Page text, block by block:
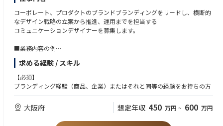
コーポレート、プロダクトのブランドブランディングをリードし、横断的
なデザイン戦略の立案から推進、運用までを担当する
コミュニケーションデザイナーを募集します。
■業務内容の例
・プロダクトやコーポレートのブランディング戦略の立案から推進、運用
・サービスやコーポレート戦略のディレクション
・コーポレートブランディングツール全般のグラフィックデザインディレ
クション
当社の世界観、プロダクトへの背景、想いを言語化し、具現化するコミュ
ニケーションデザイナーとしてご活躍いただきます。
求める経験 / スキル
【必須】
ブランディング経験（商品、企業）またはそれと同等の経験をお持ちの方
大阪府 想定年収 450 万円 ~ 600 万円